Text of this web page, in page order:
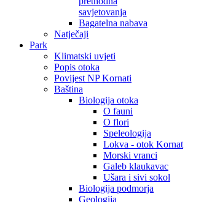
savjetovanja
Bagatelna nabava
Natječaji
Park
Klimatski uvjeti
Popis otoka
Povijest NP Kornati
Baština
Biologija otoka
O fauni
O flori
Speleologija
Lokva - otok Kornat
Morski vranci
Galeb klaukavac
Ušara i sivi sokol
Biologija podmorja
Geologija